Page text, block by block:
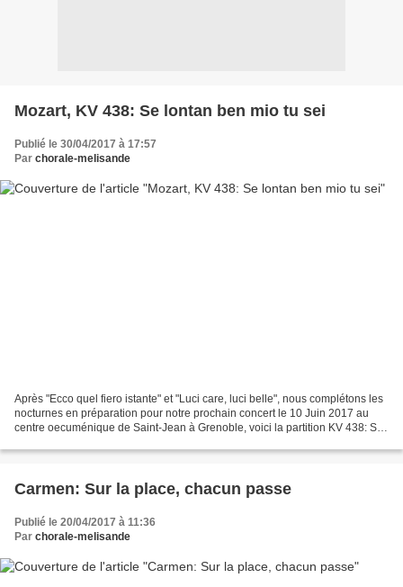
Mozart, KV 438: Se lontan ben mio tu sei
Publié le 30/04/2017 à 17:57
Par chorale-melisande
Après "Ecco quel fiero istante" et "Luci care, luci belle", nous complétons les
nocturnes en préparation pour notre prochain concert le 10 Juin 2017 au
centre oecuménique de Saint-Jean à Grenoble, voici la partition KV 438: Se
Carmen: Sur la place, chacun passe
Publié le 20/04/2017 à 11:36
Par chorale-melisande